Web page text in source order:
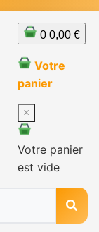
0 0,00 €
Votre
panier
×
Votre panier
est vide